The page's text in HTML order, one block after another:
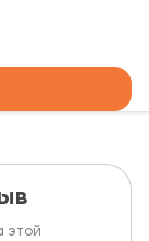
этой